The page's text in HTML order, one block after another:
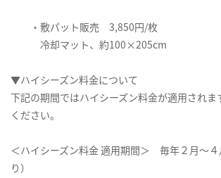
・敷パット販売 3,850円/枚
冷却マット、約100×205cm
▼ハイシーズン料金について
下記の期間ではハイシーズン料金が適用され
ください。
＜ハイシーズン料金 適用期間＞ 毎年２月～
り）